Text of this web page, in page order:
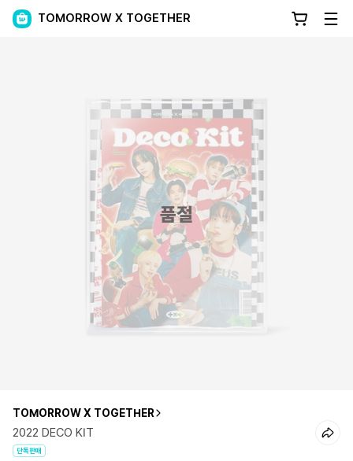
TOMORROW X TOGETHER
품절
TOMORROW X TOGETHER
2022 DECO KIT
단독판매